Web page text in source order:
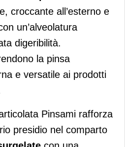
croccante all’esterno e
un’alveolatura
digeribilità.
la pinsa
e versatile ai prodotti
Pinsami rafforza
presidio nel comparto